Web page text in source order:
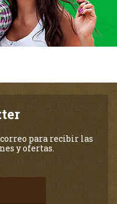
para recibir las
y ofertas.